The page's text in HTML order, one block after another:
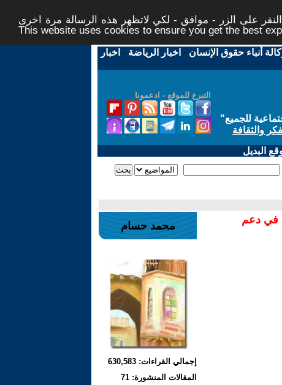
على الزر - موافق - لكي لاتظهر هذه الرسالة مرة اخرى -
This website uses cookies to ensure you get the best
أنباء حقوق الإنسان - اخبار الرياضة - اخبار
التبرع للموقع - ادعمونا
للجميع"
والثقافة
البديل
في دعم
محمد حسام
إجمالي القراءات: 630,583
المقالات المنشورة: 71